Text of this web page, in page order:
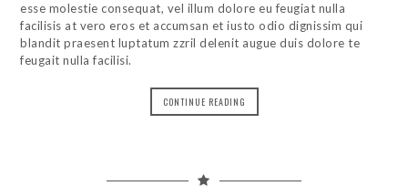
esse molestie consequat, vel illum dolore eu feugiat nulla
facilisis at vero eros et accumsan et iusto odio dignissim qui
blandit praesent luptatum zzril delenit augue duis dolore te
feugait nulla facilisi.
CONTINUE READING